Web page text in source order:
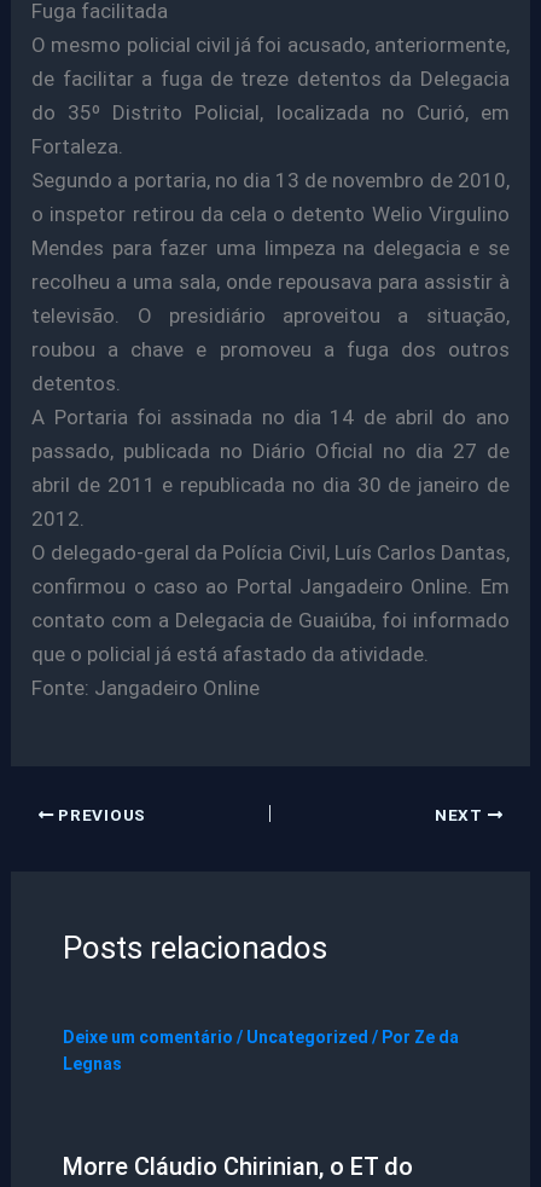
Fuga facilitada
O mesmo policial civil já foi acusado, anteriormente,
de facilitar a fuga de treze detentos da Delegacia
do 35º Distrito Policial, localizada no Curió, em
Fortaleza.
Segundo a portaria, no dia 13 de novembro de 2010,
o inspetor retirou da cela o detento Welio Virgulino
Mendes para fazer uma limpeza na delegacia e se
recolheu a uma sala, onde repousava para assistir à
televisão. O presidiário aproveitou a situação,
roubou a chave e promoveu a fuga dos outros
detentos.
A Portaria foi assinada no dia 14 de abril do ano
passado, publicada no Diário Oficial no dia 27 de
abril de 2011 e republicada no dia 30 de janeiro de
2012.
O delegado-geral da Polícia Civil, Luís Carlos Dantas,
confirmou o caso ao Portal Jangadeiro Online. Em
contato com a Delegacia de Guaiúba, foi informado
que o policial já está afastado da atividade.
Fonte: Jangadeiro Online
PREVIOUS NEXT
Posts relacionados
Deixe um comentário / Uncategorized / Por Ze da
Legnas
Morre Cláudio Chirinian, o ET do